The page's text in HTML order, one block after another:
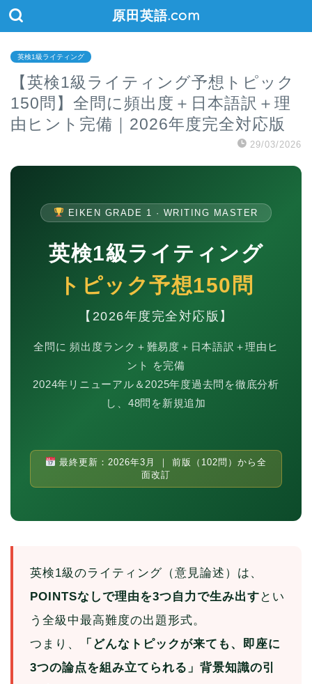
原田英語.com
英検1級ライティング
【英検1級ライティング予想トピック
150問】全問に頻出度＋日本語訳＋理
由ヒント完備｜2026年度完全対応版
29/03/2026
EIKEN GRADE 1 · WRITING MASTER
英検1級ライティング
トピック予想150問
【2026年度完全対応版】
全問に 頻出度ランク＋難易度＋日本語訳＋理由ヒ
ント を完備
2024年リニューアル＆2025年度過去問を徹底分析
し、48問を新規追加
最終更新：2026年3月 ｜ 前版（102問）から全
面改訂
英検1級のライティング（意見論述）は、
POINTSなしで理由を3つ自力で生み出す とい
う全級中最高難度の出題形式。
つまり、
「どんなトピックが来ても、即座に
3つの論点を組み立てられる」背景知識の引